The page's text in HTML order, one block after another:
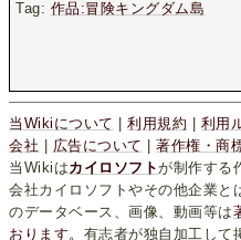
Tag: 作品:冒険キングダム島
当Wikiについて |利用規約 利用
会社
広告について |著作権・商
当Wikiはカイロソフトが制作する
会社カイロソフトやその他企業
のデータベース、画像、動画等は
おります。 有志者が独自加工して